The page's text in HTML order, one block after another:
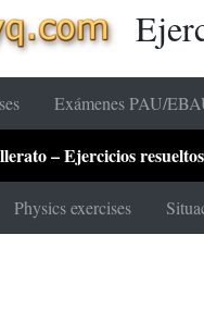
Exámenes PAU/
– Ejercicios
Physics exercises